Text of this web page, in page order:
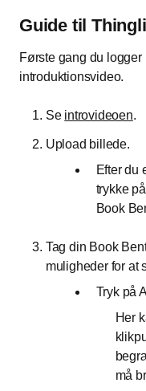
Guide til
Første gang du
introduktionsvideo.
Se introvideoen.
Upload billede.
Efter du
trykke
Book
Tag din Book
muligheder for at
Tryk på
Her
må